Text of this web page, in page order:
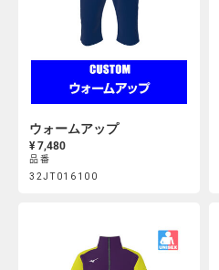
ウォームアップ
¥ 7,480
Product
品番
32JT016100